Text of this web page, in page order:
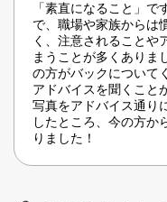
「素直になること」
で、職場や家族からは
く、注意されることや
まうことが多くありま
の方がバックについて
アドバイスを聞くこと
写真をアドバイス通り
したところ、今の方か
りました！